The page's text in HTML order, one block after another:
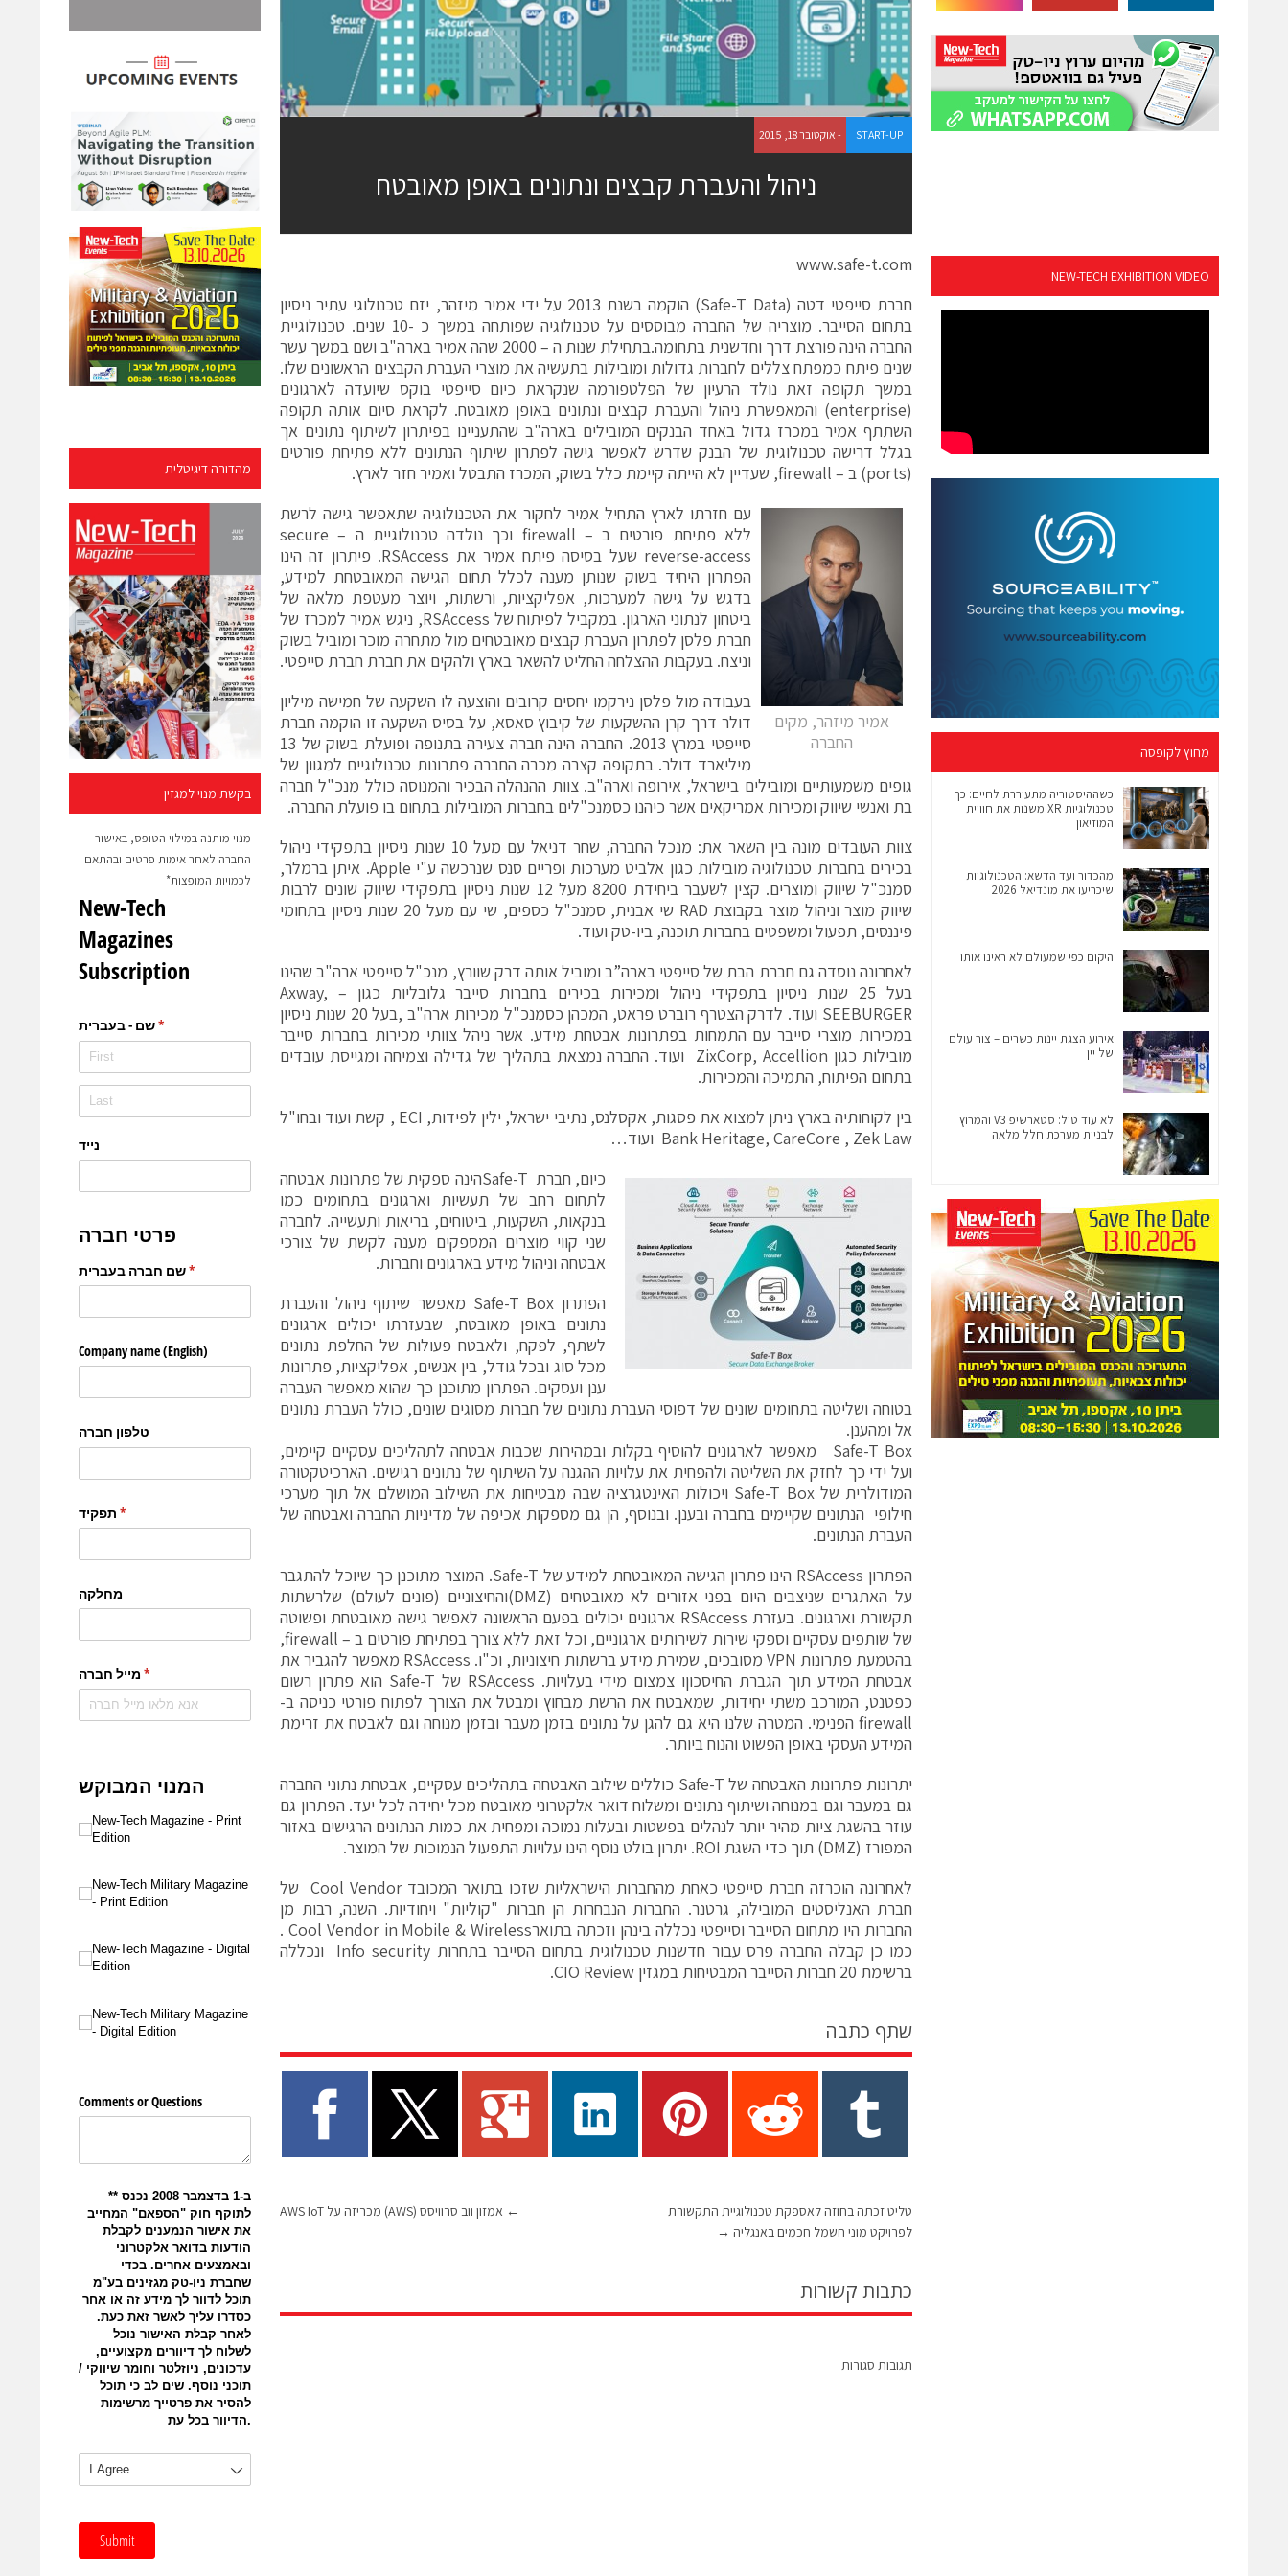
מהדורה דיגיטלית
בקשת מנוי למגזין
מנוי מותנה במילוי הטופס, באישור
החברה לאחר אימות פרטים ובהתאם
לכמויות המופצות*
START-UP - אוקטובר 18, 2015
ניהול והעברת קבצים ונתונים באופן מאובטח
www.safe-t.com
חברת סייפטי דטה (Safe-T Data) הוקמה בשנת 2013 על ידי אמיר מיזהר, יזם טכנולוגי עתיר ניסיון
בתחום הסייבר. מוצריה של החברה מבוססים על טכנולוגיה שפותחה במשך כ -10 שנים. טכנולוגיית
החברה הינה פורצת דרך וחדשנית בתחומה.בתחילת שנות ה – 2000 שהה אמיר בארה"ב ושם במשך עשר
שנים פיתח כמפתח צללים לחברות גדולות ומובילות בתעשיה את מוצרי העברת הקבצים הראשונים שלו.
במשך תקופה זאת נולד הרעיון של הפלטפורמה שנקראת כיום סייפטי בוקס שיועדה לארגונים
(enterprise) והמאפשרת ניהול והעברת קבצים ונתונים באופן מאובטח. לקראת סיום אותה תקופה
השתתף אמיר במכרז גדול באחד הבנקים המובילים בארה"ב שהתעניינו בפיתרון לשיתוף נתונים אך
בגלל דרישה טכנולוגית של הבנק שדרש לאפשר גישה לפתרון שיתוף הנתונים ללא פתיחת פורטים
(ports) ב – firewall, שעדיין לא הייתה קיימת כלל בשוק, המכרז התבטל ואמיר חזר לארץ.
אמיר מיזהר, מקים
החברה
עם חזרתו לארץ התחיל אמיר לחקור את הטכנולוגיה שתאפשר גישה לרשת
ללא פתיחת פורטים ב – firewall וכך נולדה טכנולוגיית ה – secure
reverse-access שעל בסיסה פיתח אמיר את RSAccess. פיתרון זה הינו
הפתרון היחיד בשוק שנותן מענה לכלל תחום הגישה המאובטחת למידע,
בדגש על גישה למערכות, אפליקציות, ורשתות, ויוצר מעטפת מלאה של
ביטחון לנתוני הארגון. במקביל לפיתוח של RSAccess, ניגש אמיר למכרז של
חברת פלסן לפתרון העברת קבצים מאובטחים מול מתחרה מוכר ומוביל בשוק
וניצח. בעקבות ההצלחה החליט להשאר בארץ ולהקים את חברת חברת סייפטי.
בעבודה מול פלסן נירקמו יחסים קרובים והוצעה לו השקעה של חמישה מיליון
דולר דרך קרן ההשקעות של קיבוץ סאסא, על בסיס השקעה זו הוקמה חברת
סייפטי במרץ 2013. החברה הינה חברה צעירה בתנופה ופועלת בשוק של 13
מיליארד דולר. בתקופה קצרה מכרה החברה פתרונות טכנולוגיים למגוון של
גופים משמעותיים ומובילים בישראל, אירופה וארה"ב. צוות ההנהלה הבכיר והמנוסה כולל מנכ"ל חברה
בת ואנשי שיווק ומכירות אמריקאים אשר כיהנו כסמנכ"לים בחברות המובילות בתחום בו פועלת החברה.
צוות העובדים מונה בין השאר את: מנכל החברה, שחר דניאל עם מעל 10 שנות ניסיון בתפקידי ניהול
בכירים בחברות טכנולוגיה מובילות כגון אלביט מערכות ופריים סנס שנרכשה ע"י Apple. איתן ברמלר,
סמנכ"ל שיווק ומוצרים. קצין לשעבר ביחידת 8200 מעל 12 שנות ניסיון בתפקידי שיווק שונים לרבות
שיווק מוצר וניהול מוצר בקבוצת RAD שי אבנית, סמנכ"ל כספים, שי עם מעל 20 שנות ניסיון בתחומי
פיננסים, תפעול ומשפטים בחברות תוכנה, ביו-טק ועוד.
לאחרונה נוסדה גם חברת הבת של סייפטי בארה”ב ומוביל אותה דרק שוורץ, מנכ"ל סייפטי ארה"ב שהינו
בעל 25 שנות ניסיון בתפקידי ניהול ומכירות בכירים בחברות סייבר גלובליות כגון – Axway,
SEEBURGER ועוד. לדרק הצטרף רוברט פראט, המכהן כסמנכ"ל מכירות ארה"ב ,בעל 20 שנות ניסיון
במכירות מוצרי סייבר עם התמחות בפתרונות אבטחת מידע. אשר ניהל צוותי מכירות בחברות סייבר
מובילות כגון ZixCorp, Accellion ועוד. החברה נמצאת בתהליך של גדילה וצמיחה ומגייסת עובדים
בתחום הפיתוח, התמיכה והמכירות.
בין לקוחותיה בארץ ניתן למצוא את פסגות, אקסלנס, נתיבי ישראל, ילין לפידות, ECI , קשת ועוד ובחו"ל
Bank Heritage, CareCore , Zek Law ועוד…
כיום, חברת Safe-Tהינה ספקית של פתרונות אבטחה
לתחום רחב של תעשיות וארגונים בתחומים כמו
בנקאות, השקעות, ביטוחים, בריאות ותעשייה. לחברה
שני קווי מוצרים המספקים מענה לקשת של צורכי
אבטחה וניהול מידע בארגונים וחברות.
הפתרון Safe-T Box מאפשר שיתוף ניהול והעברת
נתונים באופן מאובטח, שבעזרתו יכולים ארגונים
לשתף, לפקח, ולאבטח פעולות של החלפת נתונים
מכל סוג ובכל גודל, בין אנשים, אפליקציות, פתרונות
ענן ועסקים. הפתרון מתוכנן כך שהוא מאפשר העברה
בטוחה ושליטה בתחומים שונים של דפוסי העברת נתונים של חברות מסוגים שונים, כולל העברת נתונים
אל ומהענן.
Safe-T Box מאפשר לארגונים להוסיף בקלות ובמהירות שכבות אבטחה לתהליכים עסקיים קיימים,
ועל ידי כך לחזק את השליטה ולהפחית את עלויות ההגנה על השיתוף של נתונים רגישים. הארכיטקטורה
המודולרית של Safe-T Box ויכולות האינטגרציה שבה מבטיחות את השילוב המושלם אל תוך מערכי
חילופי הנתונים שקיימים בחברה ובענן. ובנוסף, הן גם מספקות אכיפה של מדיניות החברה ואבטחה של
העברת הנתונים.
הפתרון RSAccess הינו פתרון הגישה המאובטחת למידע של Safe-T. המוצר מתוכנן כך שיוכל להתגבר
על האתגרים שניצבים היום בפני אזורים לא מאובטחים (DMZ)והחיצוניים (פונים לעולם) שלרשתות
תקשורת וארגונים. בעזרת RSAccess ארגונים יכולים בפעם הראשונה לאפשר גישה מאובטחת ופשוטה
של שותפים עסקיים וספקי שירות לשירותים ארגוניים, וכל זאת ללא צורך בפתיחת פורטים ב – firewall,
בהטמעת פתרונות VPN מסובכים, שמירת מידע ברשתות חיצוניות, וכ"ו. RSAccess מאפשר להגביר את
אבטחת המידע תוך הגברת החיסכוןו צמצום מידי בעלויות. RSAccess של Safe-T הוא פתרון רשום
כפטנט, המורכב משתי יחידות, שמאבטח את הרשת מבחוץ ומבטל את הצורך לפתוח פורטי כניסה ב-
firewall הפנימי. המטרה שלנו היא גם להגן על נתונים בזמן מעבר ובזמן מנוחה וגם לאבטח את זרימת
המידע העסקי באופן הפשוט והנוח ביותר.
יתרונות פתרונות האבטחה של Safe-T כוללים שילוב האבטחה בתהליכים עסקיים, אבטחת נתוני החברה
גם במעבר וגם במנוחה ושיתוף נתונים ומשלוח דואר אלקטרוני מאובטח מכל יחידה לכל יעד. הפתרון גם
עוזר בהשגת ציות מהיר יותר לנהלים בפשטות ובעלות נמוכה ומפחית את כמות הנתונים הרגישים באזור
המפורז (DMZ) תוך כדי השגת ROI. יתרון בולט נוסף הינו עלויות התפעול הנמוכות של המוצר.
לאחרונה הוכרזה חברת סייפטי כאחת מהחברות הישראליות שזכו בתואר המכובד Cool Vendor של
חברת האנליסטים המובילה, גרטנר. החברות הנבחרות הן חברות "קוליות" ויחודיות. השנה, רבות מן
החברות היו מתחום הסייבר וסייפטי נכללה בינהן וזכתה בתוארCool Vendor in Mobile & Wireless .
כמו כן קבלה החברה פרס עבור חדשנות טכנולוגית בתחום הסייבר בתחרות Info security ונכללה
ברשימת 20 חברות הסייבר המבטיחות במגזין CIO Review.
שתף כתבה
← אמזון ווב סרוויסס (AWS) מכריזה על AWS IoT
טליט זכתה בחוזה לאספקת טכנולוגיית התקשורת
לפרויקט מוני חשמל חכמים באנגליה →
כתבות קשורות
תגובות סגורות
NEW-TECH EXHIBITION VIDEO
מחוץ לקופסה
כשההיסטוריה מתעוררת לחיים: כך
טכנולוגיות XR משנות את חוויית
המוזיאון
מהכדור ועד הדשא: הטכנולוגיות
שיכריעו את מונדיאל 2026
היקום כפי שמעולם לא ראינו אותו
אירוע הצגת יינות כשרים – צור עולם
של יין
לא עוד טיל: סטארשיפ V3 והמרוץ
לבניית מערכת חלל מלאה